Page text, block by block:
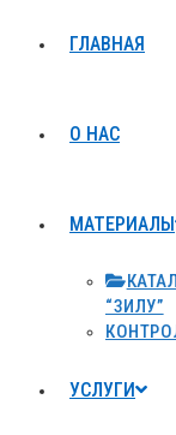
ГЛАВНАЯ
О НАС
МАТЕРИАЛЫ
“ЗИЛУ”
УСЛУГИ